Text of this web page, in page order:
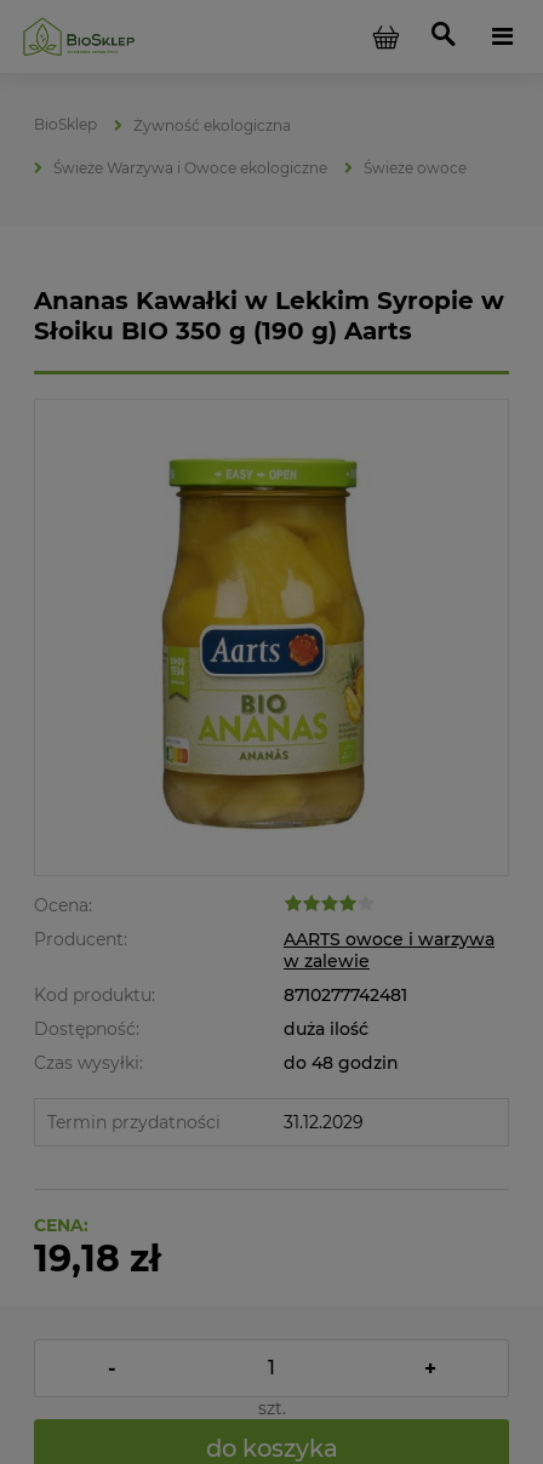
Żywność ekologiczna
Świeże Warzywa i Owoce ekologiczne Świeże owoce
Ananas Kawałki w Lekkim Syropie w
Słoiku BIO 350 g (190 g) Aarts
Ocena:
Producent:
AARTS owoce i warzywa
w zalewie
Kod produktu:
8710277742481
Dostępność:
duża ilość
Czas wysyłki:
do 48 godzin
Termin przydatności 31.12.2029
CENA:
19,18 zł
- +
szt.
do koszyka